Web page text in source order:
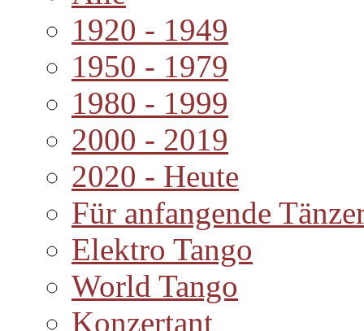
1920 - 1949
1950 - 1979
1980 - 1999
2000 - 2019
2020 - Heute
Für anfangende
Elektro Tango
World Tango
Konzertant